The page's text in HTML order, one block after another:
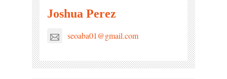
Joshua Perez
seoaba01@gmail.com